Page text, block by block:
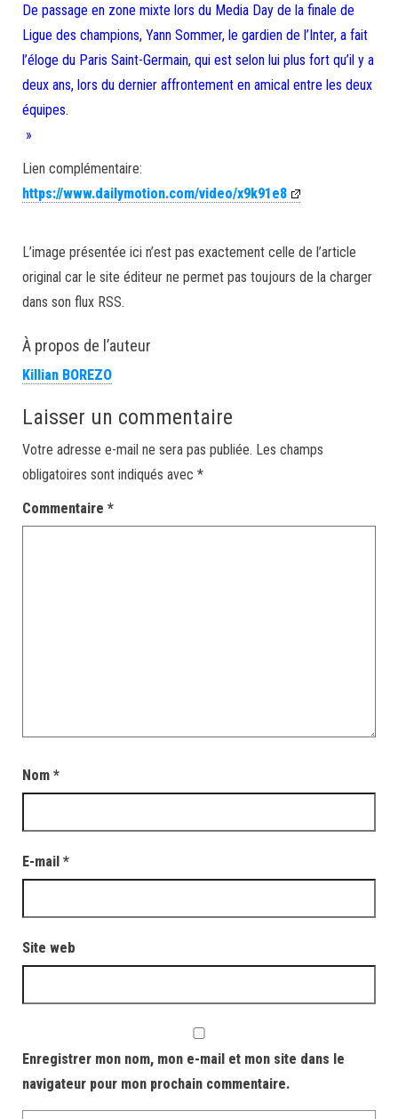
De passage en zone mixte lors du Media Day de la finale de
Ligue des champions, Yann Sommer, le gardien de l’Inter, a fait
l’éloge du Paris Saint-Germain, qui est selon lui plus fort qu’il y a
deux ans, lors du dernier affrontement en amical entre les deux
équipes.
»
Lien complémentaire:
https://www.dailymotion.com/video/x9k91e8
L’image présentée ici n’est pas exactement celle de l’article
original car le site éditeur ne permet pas toujours de la charger
dans son flux RSS.
À propos de l’auteur
Killian BOREZO
Laisser un commentaire
Votre adresse e-mail ne sera pas publiée. Les champs
obligatoires sont indiqués avec *
Commentaire *
Nom *
E-mail *
Site web
Enregistrer mon nom, mon e-mail et mon site dans le
navigateur pour mon prochain commentaire.